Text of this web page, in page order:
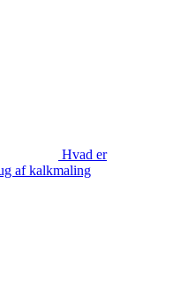
Hvad er
af kalkmaling